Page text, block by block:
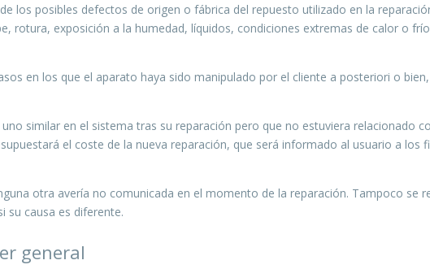
los posibles defectos de origen o fábrica del repuesto utilizado en la
rotura, exposición a la humedad, líquidos, condiciones extremas de calor o
en los que el aparato haya sido manipulado por el cliente a posteriori o
similar en el sistema tras su reparación pero que no estuviera relacionado
el coste de la nueva reparación, que será informado al usuario a los
otra avería no comunicada en el momento de la reparación. Tampoco se
su causa es diferente.
general